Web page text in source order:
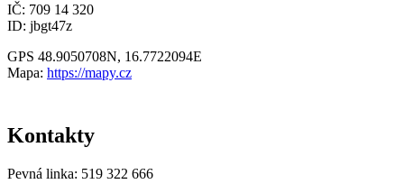
IČ: 709 14 320
ID: jbgt47z
GPS 48.9050708N, 16.7722094E
Mapa: https://mapy.cz
Kontakty
Pevná linka: 519 322 666